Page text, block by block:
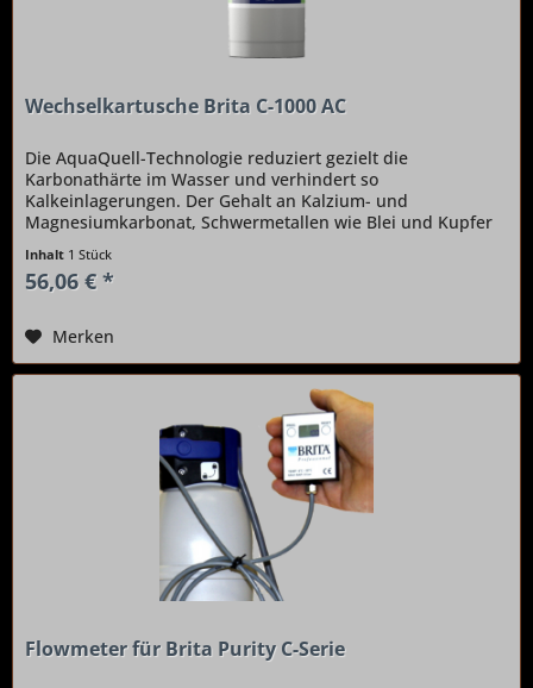
Wechselkartusche Brita C-1000 AC
Die AquaQuell-Technologie reduziert gezielt die
Karbonathärte im Wasser und verhindert so
Kalkeinlagerungen. Der Gehalt an Kalzium- und
Magnesiumkarbonat, Schwermetallen wie Blei und Kupfer
Inhalt 1 Stück
56,06 € *
Merken
Flowmeter für Brita Purity C-Serie